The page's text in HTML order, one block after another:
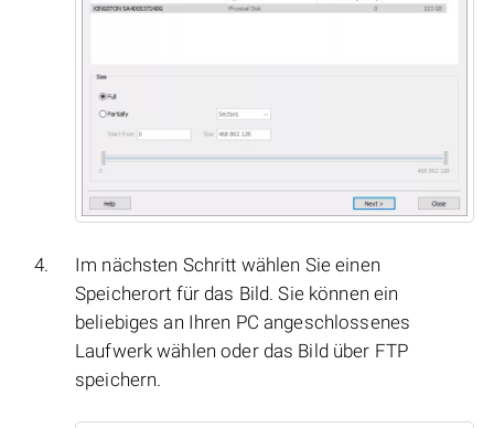
Im nächsten Schritt wählen Sie einen
Speicherort für das Bild. Sie können ein
beliebiges an Ihren PC angeschlossenes
Laufwerk wählen oder das Bild über FTP
speichern.